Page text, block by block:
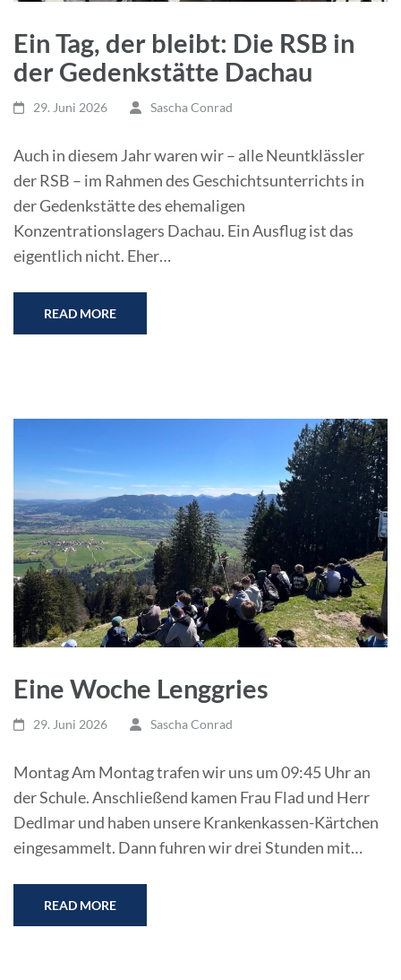
Ein Tag, der bleibt: Die RSB in
der Gedenkstätte Dachau
29. Juni 2026 Sascha Conrad
Auch in diesem Jahr waren wir – alle Neuntklässler
der RSB – im Rahmen des Geschichtsunterrichts in
der Gedenkstätte des ehemaligen
Konzentrationslagers Dachau. Ein Ausflug ist das
eigentlich nicht. Eher…
READ MORE
Eine Woche Lenggries
29. Juni 2026 Sascha Conrad
Montag Am Montag trafen wir uns um 09:45 Uhr an
der Schule. Anschließend kamen Frau Flad und Herr
Dedlmar und haben unsere Krankenkassen-Kärtchen
eingesammelt. Dann fuhren wir drei Stunden mit…
READ MORE